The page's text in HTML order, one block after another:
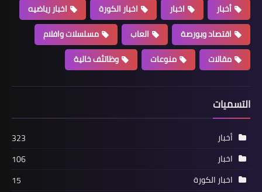
أخبار
انترناشيونال تريد لاين international trade
line
أخبار اخبار اخبار الكورة
اخبار رياضيه
اقتصاد وبورصة
العاب
مسلسلات وافلام
مقالات
منوعات وظاتئف خالية
التسميات
أخبار
323
اخبار
106
اخبار الكورة
15